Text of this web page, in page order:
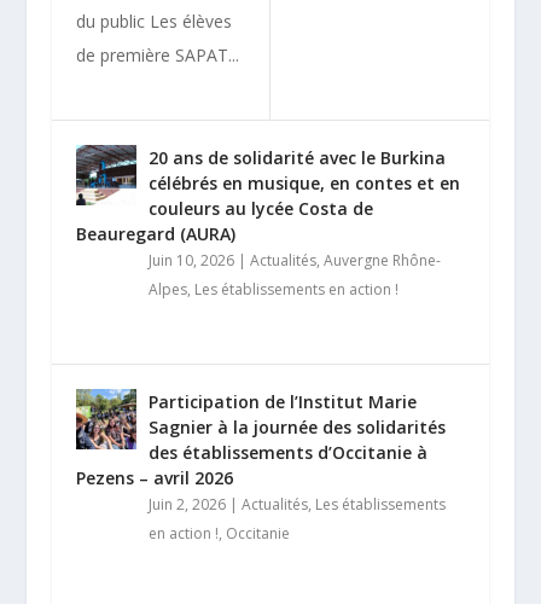
du public Les élèves
de première SAPAT...
20 ans de solidarité avec le Burkina
célébrés en musique, en contes et en
couleurs au lycée Costa de
Beauregard (AURA)
Juin 10, 2026| Actualités, Auvergne Rhône-
Alpes, Les établissements en action !
Participation de l’Institut Marie
Sagnier à la journée des solidarités
des établissements d’Occitanie à
Pezens – avril 2026
Juin 2, 2026| Actualités, Les établissements
en action !, Occitanie